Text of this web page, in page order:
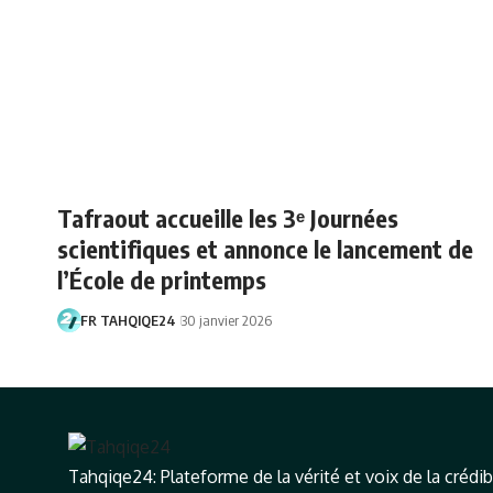
Tafraout accueille les 3ᵉ Journées
scientifiques et annonce le lancement de
l’École de printemps
FR TAHQIQE24 30 janvier 2026
Tahqiqe24: Plateforme de la vérité et voix de la